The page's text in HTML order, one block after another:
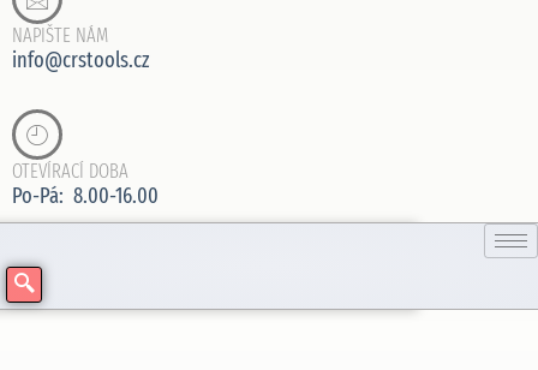
NAPIŠTE NÁM
info@crstools.cz
OTEVÍRACÍ DOBA
Po-Pá: 8.00-16.00